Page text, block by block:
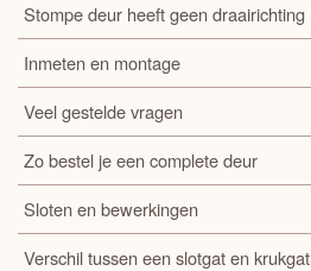
Stompe deur heeft geen draairichting
Inmeten en montage
Veel gestelde vragen
Zo bestel je een complete deur
Sloten en bewerkingen
Verschil tussen een slotgat en krukgat